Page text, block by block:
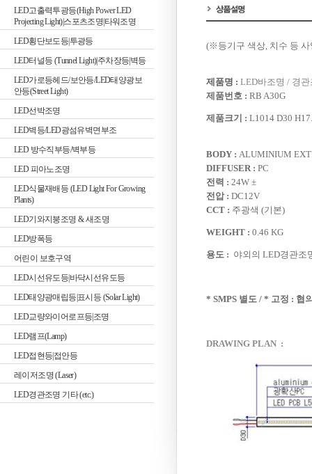
LED고출력투광등(High Power LED
Projecting Light)|스포츠조명|타워조명
LED횡단보도등|투광등
LED터널등 (Tunnel Light)|주차장등|벽등
LED가로등헤드/보안등/LED태양광보
안등(Street Light)
LED선박조명
LED벽등/LED광섬유벽면부조
LED 방수직부등/벽부등
LED 피아노조명
LED식물재배등 (LED Light For Growing
Plants)
LED기와지붕조명 & 새조명
LED방폭등
어린이 보호구역
LED시선유도등|바닥시선유도등
LED태양광매립등|표시등 (Solar Light)
LED교량와이어로프등|조명
LED램프(Lamp)
LED접현등|접안등
레이저조명 (Laser)
LED경관조명 기타 (etc.)
(※등기구 색상, 치수 등
제품명 : LED바조명 / 경관
제품번호 : RB A30G
제품크기 : L1014 D30
BODY : ALUMINIUM
DIFFUSER : PC
전력 : 24W ±
전압 : DC12V
CCT : 주광색 (기본)
WEIGHT : 0.46 KG
용도 : 야외의 LED경관조
* SMPS 별도 / * 고정 : 협
DRAWING PLAN :